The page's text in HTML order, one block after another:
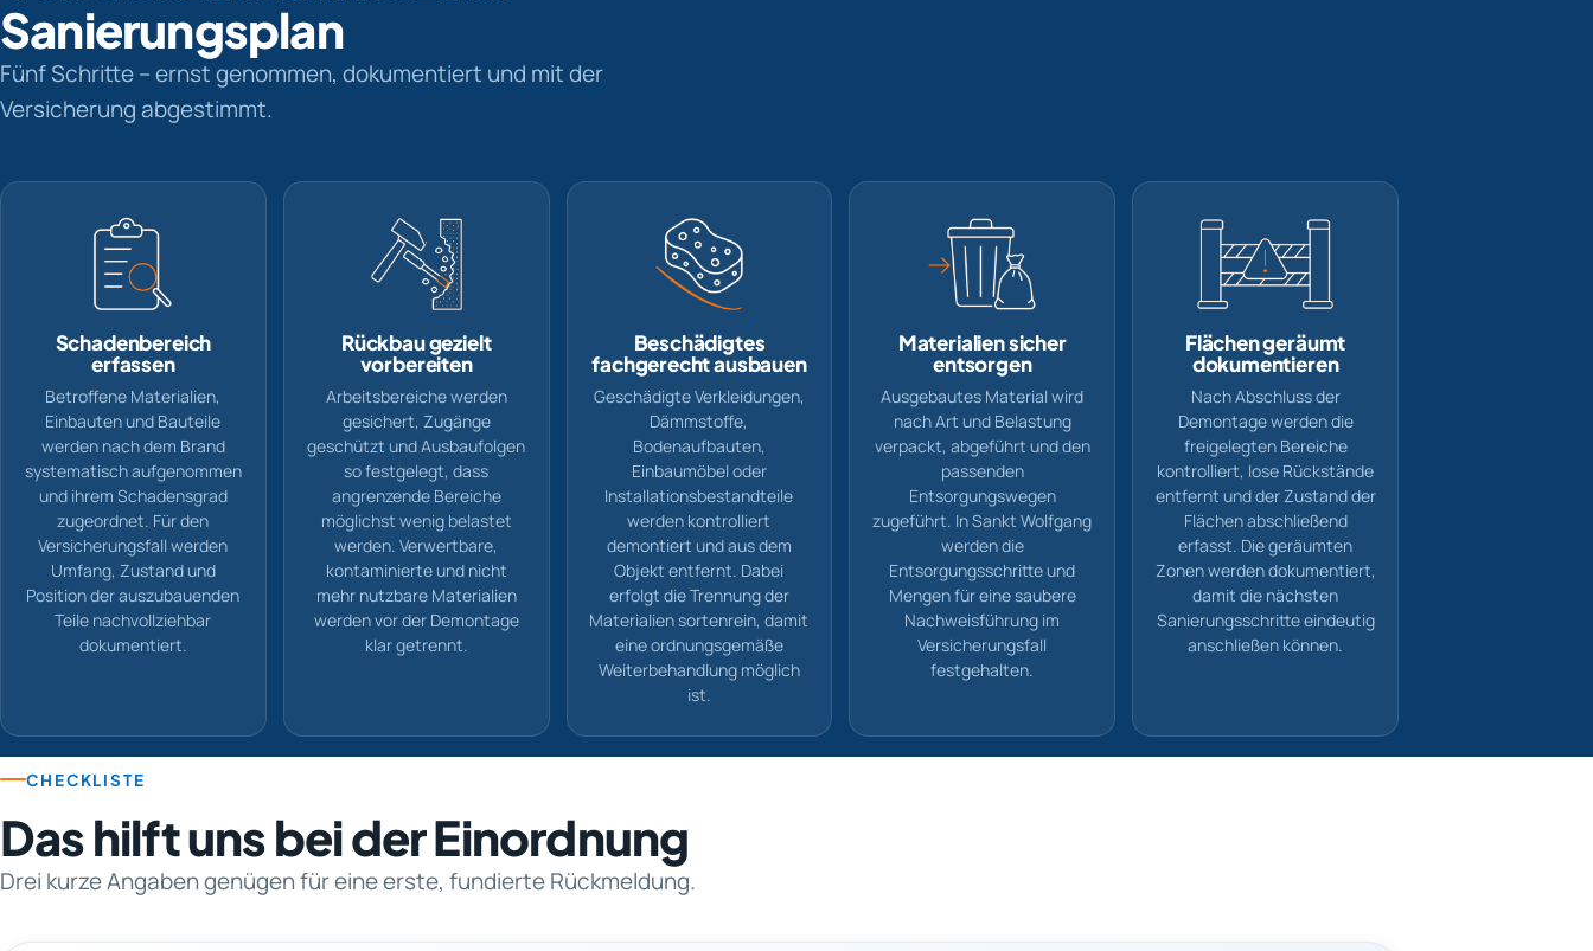
Sanierungsplan
Fünf Schritte – ernst genommen, dokumentiert und mit der
Versicherung abgestimmt.
Schadenbereich
erfassen
Betroffene Materialien,
Einbauten und Bauteile
werden nach dem Brand
systematisch aufgenommen
und ihrem Schadensgrad
zugeordnet. Für den
Versicherungsfall werden
Umfang, Zustand und
Position der auszubauenden
Teile nachvollziehbar
dokumentiert.
Rückbau gezielt
vorbereiten
Arbeitsbereiche werden
gesichert, Zugänge
geschützt und Ausbaufolgen
so festgelegt, dass
angrenzende Bereiche
möglichst wenig belastet
werden. Verwertbare,
kontaminierte und nicht
mehr nutzbare Materialien
werden vor der Demontage
klar getrennt.
Beschädigtes
fachgerecht ausbauen
Geschädigte Verkleidungen,
Dämmstoffe,
Bodenaufbauten,
Einbaumöbel oder
Installationsbestandteile
werden kontrolliert
demontiert und aus dem
Objekt entfernt. Dabei
erfolgt die Trennung der
Materialien sortenrein, damit
eine ordnungsgemäße
Weiterbehandlung möglich
ist.
Materialien sicher
entsorgen
Ausgebautes Material wird
nach Art und Belastung
verpackt, abgeführt und den
passenden
Entsorgungswegen
zugeführt. In Sankt Wolfgang
werden die
Entsorgungsschritte und
Mengen für eine saubere
Nachweisführung im
Versicherungsfall
festgehalten.
Flächen geräumt
dokumentieren
Nach Abschluss der
Demontage werden die
freigelegten Bereiche
kontrolliert, lose Rückstände
entfernt und der Zustand der
Flächen abschließend
erfasst. Die geräumten
Zonen werden dokumentiert,
damit die nächsten
Sanierungsschritte eindeutig
anschließen können.
CHECKLISTE
Das hilft uns bei der Einordnung
Drei kurze Angaben genügen für eine erste, fundierte Rückmeldung.